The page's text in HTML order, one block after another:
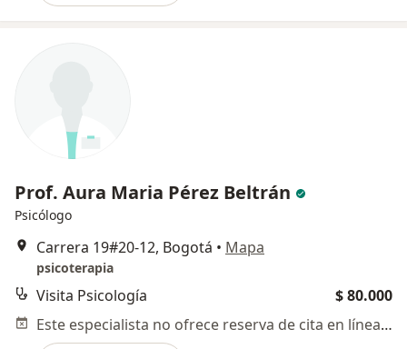
Prof. Aura Maria Pérez Beltrán
Psicólogo
Carrera 19#20-12, Bogotá • Mapa
psicoterapia
Visita Psicología
$ 80.000
Este especialista no ofrece reserva de cita en línea en esta dirección.